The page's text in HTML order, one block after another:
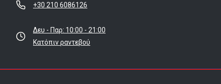
+30 210 6086126
Δευ - Παρ: 10:00 - 21:00
Κατόπιν ραντεβού